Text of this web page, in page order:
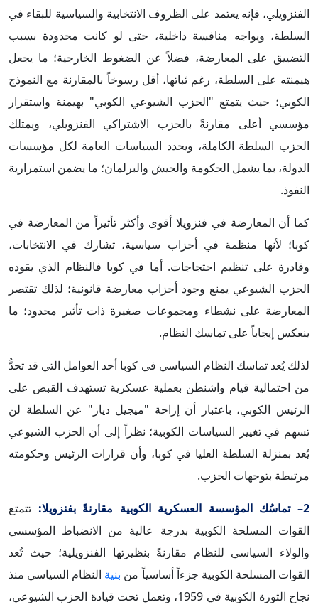
الفنزويلي، فإنه يعتمد على الظروف الانتخابية والسياسية للبقاء في
السلطة، ويواجه منافسة داخلية، حتى لو كانت محدودة بسبب
التضييق على المعارضة، فضلاً عن الضغوط الخارجية؛ ما يجعل
هيمنته على السلطة، رغم ثباتها، أقل رسوخاً بالمقارنة مع النموذج
الكوبي؛ حيث يتمتع "الحزب الشيوعي الكوبي" بهيمنة واستقرار
مؤسسي أعلى مقارنةً بالحزب الاشتراكي الفنزويلي، ويمتلك
الحزب السلطة الكاملة، ويحدد السياسات العامة لكل مؤسسات
الدولة، بما يشمل الحكومة والجيش والبرلمان؛ ما يضمن استمرارية
النفوذ.
كما أن المعارضة في فنزويلا أقوى وأكثر تأثيراً من المعارضة في
كوبا؛ لأنها منظمة في أحزاب سياسية، تشارك في الانتخابات،
وقادرة على تنظيم احتجاجات. أما في كوبا فالنظام الذي يقوده
الحزب الشيوعي يمنع وجود أحزاب معارضة قانونية؛ لذلك تقتصر
المعارضة على نشطاء ومجموعات صغيرة ذات تأثير محدود؛ ما
ينعكس إيجاباً على تماسك النظام.
لذلك يُعد تماسك النظام السياسي في كوبا أحد العوامل التي قد تحدُّ
من احتمالية قيام واشنطن بعملية عسكرية تستهدف القبض على
الرئيس الكوبي، باعتبار أن إزاحة "ميجيل دياز" عن السلطة لن
تسهم في تغيير السياسات الكوبية؛ نظراً إلى أن الحزب الشيوعي
يُعد بمنزلة السلطة العليا في كوبا، وأن قرارات الرئيس وحكومته
مرتبطة بتوجهات الحزب.
2– تماسُك المؤسسة العسكرية الكوبية مقارنةً بفنزويلا:
تتمتع
القوات المسلحة الكوبية بدرجة عالية من الانضباط المؤسسي
والولاء السياسي للنظام مقارنةً بنظيرتها الفنزويلية؛ حيث تُعد
القوات المسلحة الكوبية جزءاً أساسياً من بنية النظام السياسي منذ
نجاح الثورة الكوبية في 1959، وتعمل تحت قيادة الحزب الشيوعي،